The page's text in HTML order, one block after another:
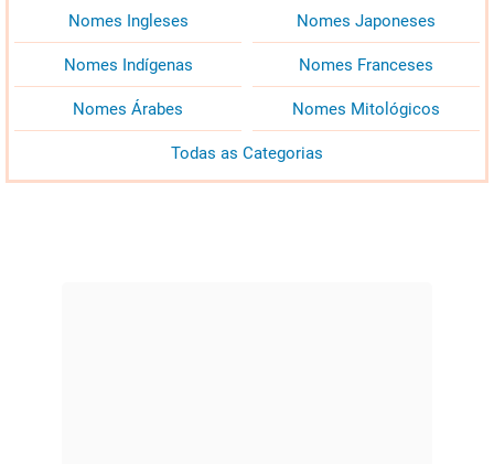
Nomes Ingleses Nomes Japoneses
Nomes Indígenas Nomes Franceses
Nomes Árabes Nomes Mitológicos
Todas as Categorias